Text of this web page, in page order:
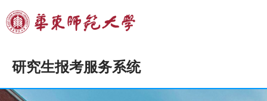
研究生报考服务系统